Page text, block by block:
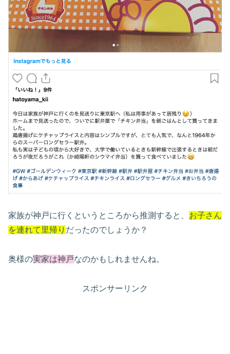
家族が神戸に行くというところから推測すると、 お子さん
を連れて里帰り だったのでしょうか？
奥様の実家は神戸なのかもしれませんね。
スポンサーリンク